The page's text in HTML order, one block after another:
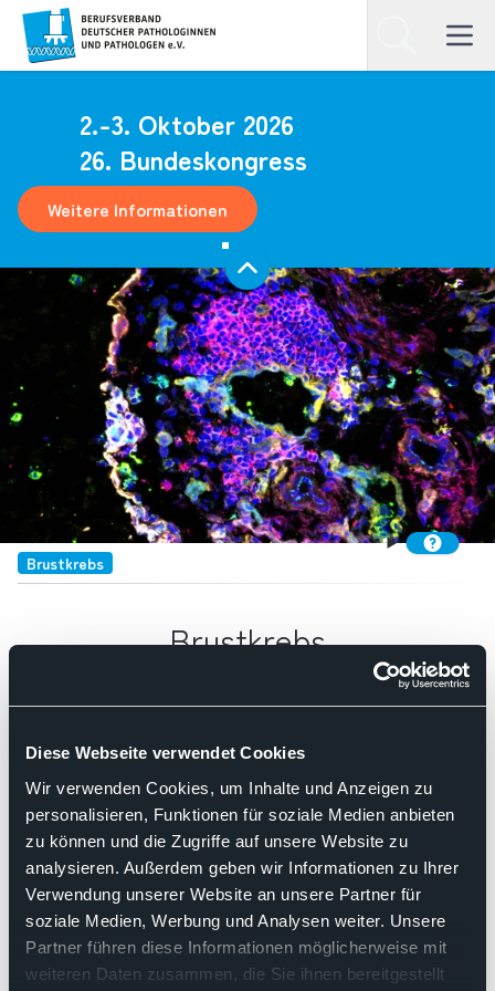
Diese Webseite verwendet Cookies
Wir verwenden Cookies, um Inhalte und Anzeigen zu
personalisieren, Funktionen für soziale Medien anbieten
zu können und die Zugriffe auf unsere Website zu
analysieren. Außerdem geben wir Informationen zu Ihrer
Verwendung unserer Website an unsere Partner für
soziale Medien, Werbung und Analysen weiter. Unsere
Partner führen diese Informationen möglicherweise mit
weiteren Daten zusammen, die Sie ihnen bereitgestellt
Homepage SuchenOpen
2.-3. Oktober 2026
26. Bundeskongress
Weitere Informationen
Brustkrebs
Brustkrebs
Nach Relevanz sortieren
14.05.2024
Pressemitteilung des BDP
Kurzsichtig und gefährlich für die